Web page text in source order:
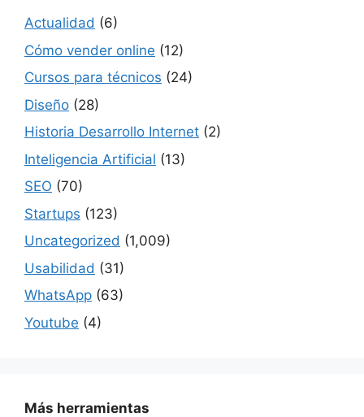
Actualidad (6)
Cómo vender online (12)
Cursos para técnicos (24)
Diseño (28)
Historia Desarrollo Internet (2)
Inteligencia Artificial (13)
SEO (70)
Startups (123)
Uncategorized (1,009)
Usabilidad (31)
WhatsApp (63)
Youtube (4)
Más herramientas